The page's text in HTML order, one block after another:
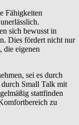
Fähigkeiten
sich bewusst in
Dies fördert nicht nur
die eigenen
sei es durch
Small Talk mit
stattfinden
zu